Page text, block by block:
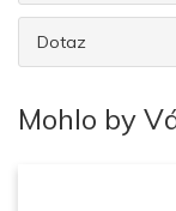
Dotaz
Mohlo by